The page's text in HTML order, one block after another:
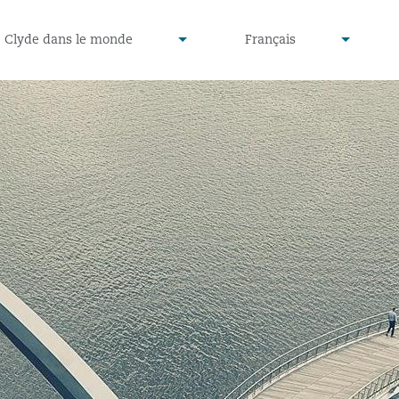
Clyde dans le monde
▾
undefined
Français
▾